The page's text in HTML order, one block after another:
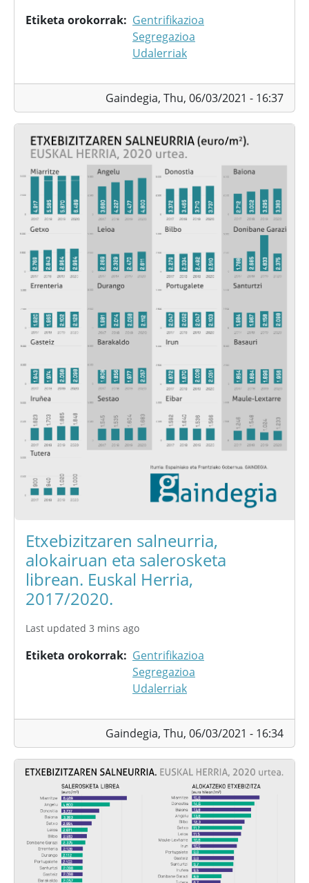
Etiketa orokorrak
Gentrifikazioa
Segregazioa
Udalerriak
Gaindegia, Thu, 06/03/2021 - 16:37
Etxebizitzaren salneurria,
alokairuan eta salerosketa
librean. Euskal Herria,
2017/2020.
Last updated 3 mins ago
Etiketa orokorrak
Gentrifikazioa
Segregazioa
Udalerriak
Gaindegia, Thu, 06/03/2021 - 16:34